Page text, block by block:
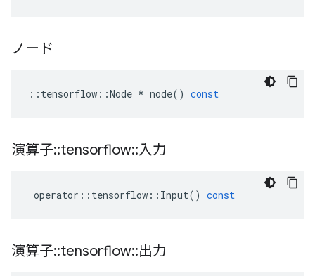
ノード
:: tensorflow ::Node * node() const
演算子::tensorflow::入力
operator :: tensorflow :: Input() const
演算子::tensorflow::出力